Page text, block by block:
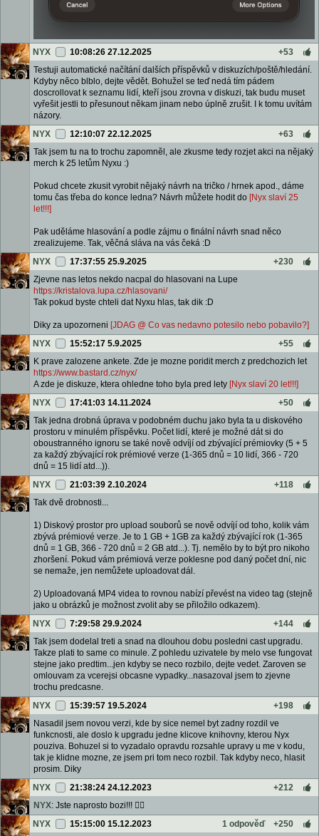
NYX 10:08:26 27.12.2025
+53
Testuji automatické načítání dalších příspěvků v diskuzích/poště/hledání.
Kdyby něco blblo, dejte vědět. Bohužel se teď nedá tím pádem
doscrollovat k seznamu lidí, kteří jsou zrovna v diskuzi, tak budu muset
vyřešit jestli to přesunout někam jinam nebo úplně zrušit. I k tomu uvítám
názory.
NYX
12:10:07 22.12.2025
+63
Tak jsem tu na to trochu zapomněl, ale zkusme tedy rozjet akci na nějaký
merch k 25 letům Nyxu :)
Pokud chcete zkusit vyrobit nějaký návrh na tričko / hrnek apod., dáme
tomu čas třeba do konce ledna? Návrh můžete hodit do [Nyx slaví 25
let!!!]
Pak uděláme hlasování a podle zájmu o finální návrh snad něco
zrealizujeme. Tak, věčná sláva na vás čeká :D
NYX
17:37:55 25.9.2025
+230
Zjevne nas letos nekdo nacpal do hlasovani na Lupe
https://kristalova.lupa.cz/hlasovani/
Tak pokud byste chteli dat Nyxu hlas, tak dik :D
Diky za upozorneni [JDAG @ Co vas nedavno potesilo nebo pobavilo?]
NYX
15:52:17 5.9.2025
+55
K prave zalozene ankete. Zde je mozne poridit merch z predchozich let
https://www.bastard.cz/nyx/
A zde je diskuze, ktera ohledne toho byla pred lety [Nyx slaví 20 let!!!]
NYX
17:41:03 14.11.2024
+50
Tak jedna drobná úprava v podobném duchu jako byla ta u diskového
prostoru v minulém příspěvku. Počet lidí, které je možné dát si do
oboustranného ignoru se také nově odvíjí od zbývající prémiovky (5 + 5
za každý zbývající rok prémiové verze (1-365 dnů = 10 lidí, 366 - 720
dnů = 15 lidí atd...)).
NYX
21:03:39 2.10.2024
+118
Tak dvě drobnosti...
1) Diskový prostor pro upload souborů se nově odvíjí od toho, kolik vám
zbývá prémiové verze. Je to 1 GB + 1GB za každý zbývající rok (1-365
dnů = 1 GB, 366 - 720 dnů = 2 GB atd...). Tj. nemělo by to být pro nikoho
zhoršení. Pokud vám prémiová verze poklesne pod daný počet dní, nic
se nemaže, jen nemůžete uploadovat dál.
2) Uploadovaná MP4 videa to rovnou nabízí převést na video tag (stejně
jako u obrázků je možnost zvolit aby se přiložilo odkazem).
NYX
7:29:58 29.9.2024
+144
Tak jsem dodelal treti a snad na dlouhou dobu posledni cast upgradu.
Takze plati to same co minule. Z pohledu uzivatele by melo vse fungovat
stejne jako predtim...jen kdyby se neco rozbilo, dejte vedet. Zaroven se
omlouvam za vcerejsi obcasne vypadky...nasazoval jsem to zjevne
trochu predcasne.
NYX
15:39:57 19.5.2024
+198
Nasadil jsem novou verzi, kde by sice nemel byt zadny rozdil ve
funkcnosti, ale doslo k upgradu jedne klicove knihovny, kterou Nyx
pouziva. Bohuzel si to vyzadalo opravdu rozsahle upravy u me v kodu,
tak je klidne mozne, ze jsem pri tom neco rozbil. Tak kdyby neco, hlasit
prosim. Diky
NYX
21:38:24 24.12.2023
+212
NYX: Jste naprosto bozi!!! 👌🏻
NYX
15:15:00 15.12.2023 1 odpověď
+250